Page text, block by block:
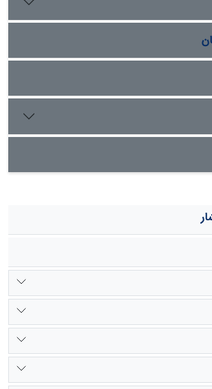
به‌دست آمد، رابطة به‌دست‌آمده از
به عنوان رابطه‌ای که برآورد
دارد (969
/0) انتخاب شد.